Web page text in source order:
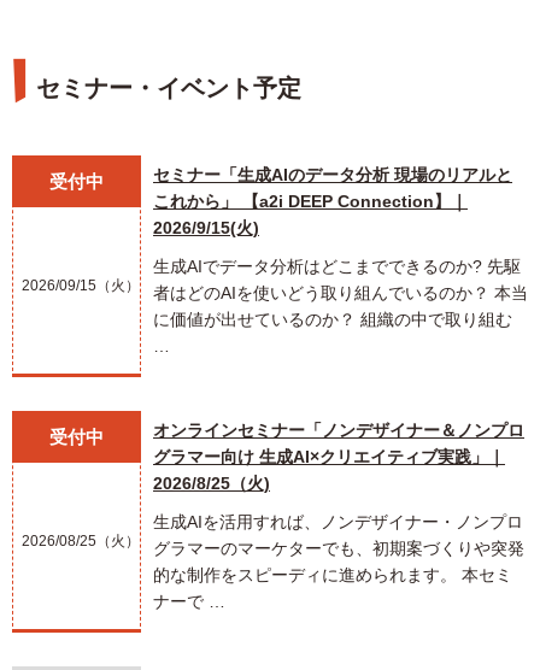
セミナー・イベント予定
受付中
2026/09/15（火）
セミナー「生成AIのデータ分析 現場のリアルと
これから」 【a2i DEEP Connection】｜
2026/9/15(火)
生成AIでデータ分析はどこまでできるのか? 先駆
者はどのAIを使いどう取り組んでいるのか？ 本当
に価値が出せているのか？ 組織の中で取り組む
受付中
2026/08/25（火）
オンラインセミナー「ノンデザイナー＆ノンプロ
グラマー向け 生成AI×クリエイティブ実践」｜
2026/8/25（火)
生成AIを活用すれば、ノンデザイナー・ノンプロ
グラマーのマーケターでも、初期案づくりや突発
的な制作をスピーディに進められます。 本セミ
ナーで …